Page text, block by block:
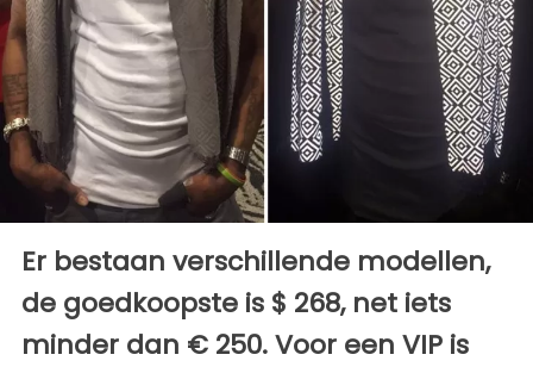
Er bestaan verschillende modellen,
de goedkoopste is $ 268, net iets
minder dan € 250. Voor een VIP is